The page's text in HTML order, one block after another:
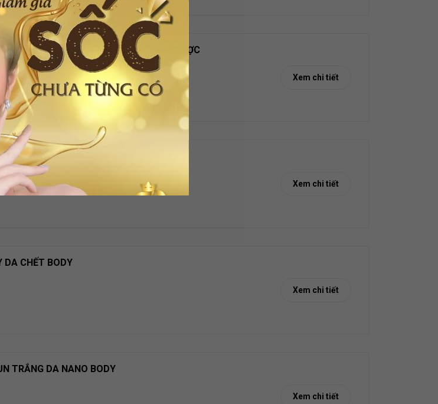
ĐỘC DƯỠNG SINH TOÀN THÂN THẢO DƯỢC
Xem chi tiết
TRỊ LIỆU
Xem chi tiết
DA CHẾT BODY
Xem chi tiết
TRẮNG DA NANO BODY
Xem chi tiết